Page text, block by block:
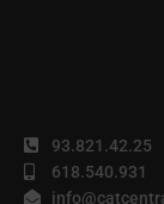
93.821.42.25
618.540.931